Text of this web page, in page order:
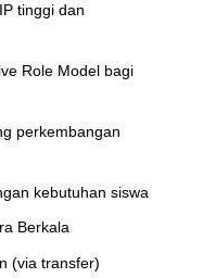
tinggi dan
Role Model bagi
perkembangan
kebutuhan siswa
Berkala
(via transfer)